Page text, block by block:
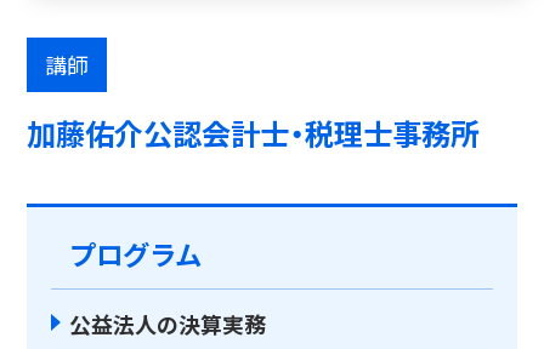
講師
加藤佑介公認会計士・税理士事務所
プログラム
公益法人の決算実務